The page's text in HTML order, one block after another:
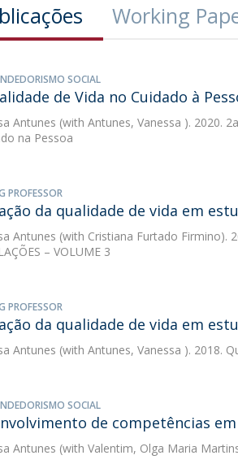
Working
SOCIAL
de Vida no Cuidado à
Antunes (with Antunes, Vanessa ). 2020.
na Pessoa
PROFESSOR
da qualidade de vida em
Antunes (with Cristiana Furtado Firmino).
– VOLUME 3
PROFESSOR
da qualidade de vida em
Antunes (with Antunes, Vanessa ). 2018.
SOCIAL
de competências
Antunes (with Valentim, Olga Maria